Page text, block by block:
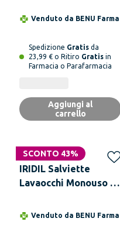
Venduto da BENU Farma
Spedizione Gratis da
23,99 € o Ritiro Gratis in
Farmacia o Parafarmacia
Aggiungi al
carrello
SCONTO 43%
IRIDIL Salviette
Lavaocchi Monouso 28
Venduto da BENU Farma